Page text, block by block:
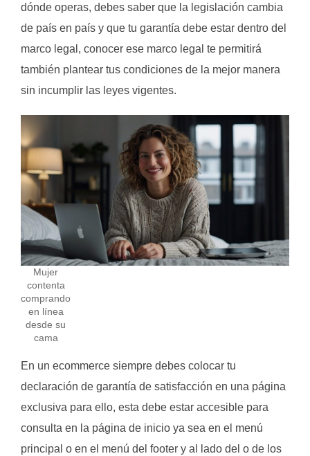
dónde operas, debes saber que la legislación cambia
de país en país y que tu garantía debe estar dentro del
marco legal, conocer ese marco legal te permitirá
también plantear tus condiciones de la mejor manera
sin incumplir las leyes vigentes.
Mujer
contenta
comprando
en línea
desde su
cama
En un ecommerce siempre debes colocar tu
declaración de garantía de satisfacción en una página
exclusiva para ello, esta debe estar accesible para
consulta en la página de inicio ya sea en el menú
principal o en el menú del footer y al lado del o de los